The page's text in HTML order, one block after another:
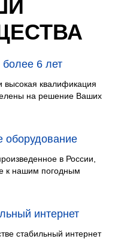
6 лет
квалификация
на решение Ваших
оборудование
в России,
к нашим погодным
интернет
стабильный интернет